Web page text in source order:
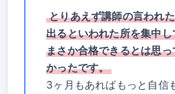
とりあえず講師の言われ
出るといわれた所を集中
まさか合格できるとは思
かったです。
3ヶ月もあればもっと自信